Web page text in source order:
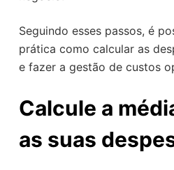
Seguindo esses passos, é
prática como calcular as
e fazer a gestão de custos
Calcule a
as suas